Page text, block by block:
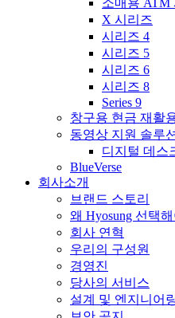
소매용 ATM
X 시리즈
시리즈 4
시리즈 5
시리즈 6
시리즈 8
Series 9
창구용 현금 재활
동영상 지원 솔루션
디지털 데
BlueVerse
회사소개
브랜드 스토리
왜 Hyosung 선택
회사 연혁
우리의 구성원
경영진
당사의 서비스
설계 및 엔지니어